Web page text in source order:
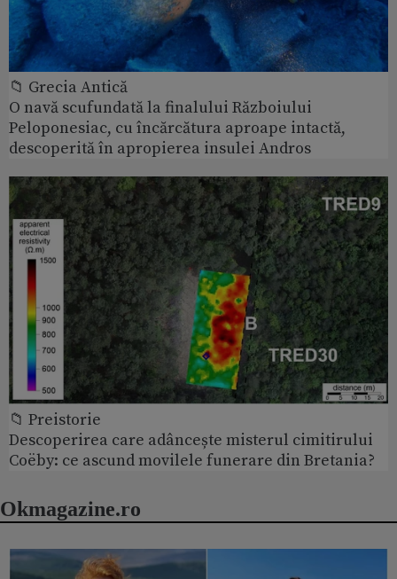
📁 Grecia Antică
O navă scufundată la finalului Războiului
Peloponesiac, cu încărcătura aproape intactă,
descoperită în apropierea insulei Andros
📁 Preistorie
Descoperirea care adâncește misterul cimitirului
Coëby: ce ascund movilele funerare din Bretania?
Okmagazine.ro